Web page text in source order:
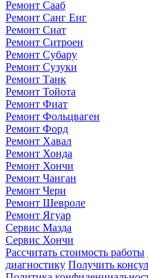
Ремонт Сааб
Ремонт Санг Енг
Ремонт Сиат
Ремонт Ситроен
Ремонт Субару
Ремонт Сузуки
Ремонт Танк
Ремонт Тойота
Ремонт Фиат
Ремонт Фольцваген
Ремонт Форд
Ремонт Хавал
Ремонт Хонда
Ремонт Хончи
Ремонт Чанган
Ремонт Чери
Ремонт Шевроле
Ремонт Ягуар
Сервис Мазда
Сервис Хончи
Рассчитать стоимость работы
диагностику Получить